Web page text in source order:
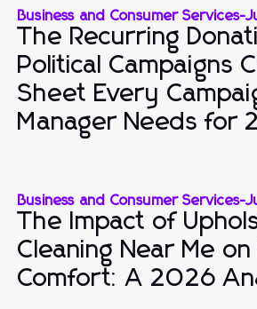
Business and Consumer Services-
The Recurring
Political Campaigns
Sheet Every
Manager Needs for
Business and Consumer Services-
The Impact of
Cleaning Near Me on
Comfort: A 2026